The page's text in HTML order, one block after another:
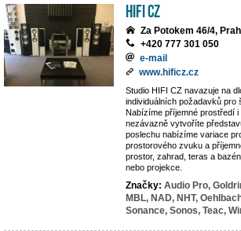
HIFI CZ
Za Potokem 46/4,
+420 777 301 050
e-mail
www.hificz.cz
Studio HIFI CZ navazuje na
individuálních požadavků pro
Nabízíme příjemné prostředí
nezávazně vytvoříte
poslechu nabízíme variace
prostorového zvuku a
prostor, zahrad, teras a
nebo projekce.
Značky: Audio Pro,
MBL, NAD, NHT,
Sonance, Sonos, Teac,